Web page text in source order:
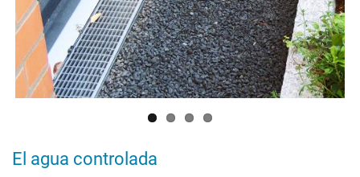
El agua controlada